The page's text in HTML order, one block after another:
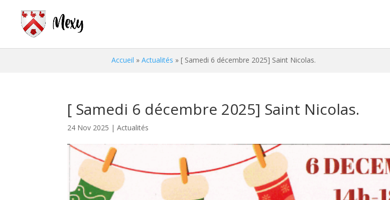
Accueil » Actualités » [ Samedi 6 décembre 2025] Saint Nicolas.
[ Samedi 6 décembre 2025] Saint Nicolas.
24 Nov 2025 |Actualités